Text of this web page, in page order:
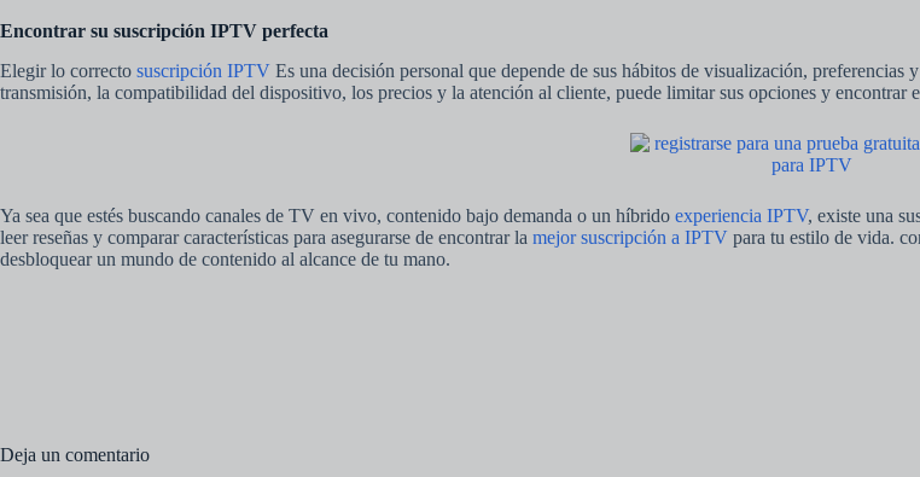
Encontrar su suscripción IPTV perfecta
Elegir lo correcto suscripción IPTV Es una decisión personal que depende de sus hábitos de visualización,
transmisión, la compatibilidad del dispositivo, los precios y la atención al cliente, puede limitar sus opciones y encontrar
Ya sea que estés buscando canales de TV en vivo, contenido bajo demanda o un híbrido experiencia IPTV, existe una
leer reseñas y comparar características para asegurarse de encontrar la mejor suscripción a IPTV para tu estilo de vida.
desbloquear un mundo de contenido al alcance de tu mano.
Deja un comentario